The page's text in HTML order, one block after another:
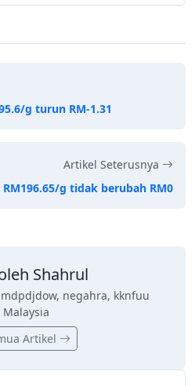
g turun RM-1.31
Artikel Seterusnya
g tidak berubah RM0
Shahrul
negahra, kknfuu
Artikel